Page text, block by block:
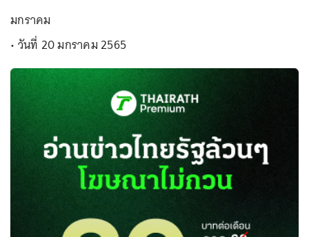
มกราคม
• วันที่ 20 มกราคม 2565